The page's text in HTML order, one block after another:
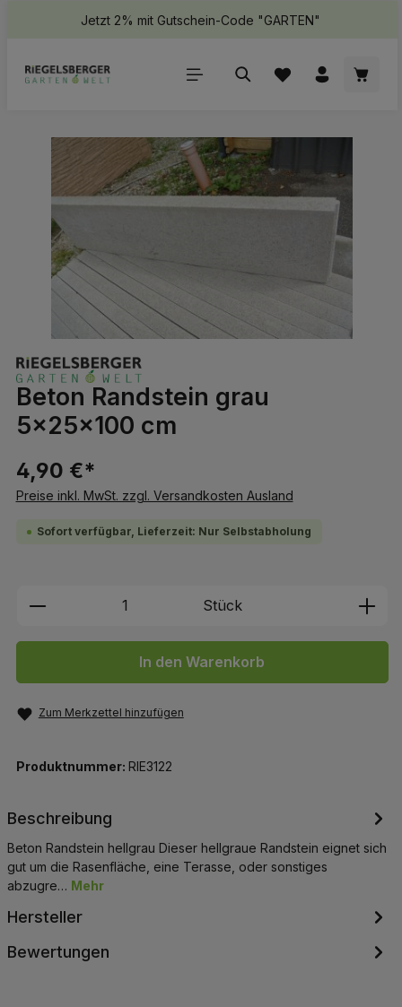
springenJetzt 2% mit Gutschein-Code "GARTEN"
Bildergalerie überspringen
Beton Randstein grau
5x25x100 cm
4,90 €*
Preise inkl. MwSt. zzgl. Versandkosten Ausland
Sofort verfügbar, Lieferzeit: Nur Selbstabholung
Produkt Anzahl: Gib den
Stück
In den Warenkorb
Zum Merkzettel hinzufügen
Produktnummer: RIE3122
Beschreibung
Beton Randstein hellgrau Dieser hellgraue Randstein eignet sich
gut um die Rasenfläche, eine Terasse, oder sonstiges
abzugre… Mehr
Hersteller
Bewertungen